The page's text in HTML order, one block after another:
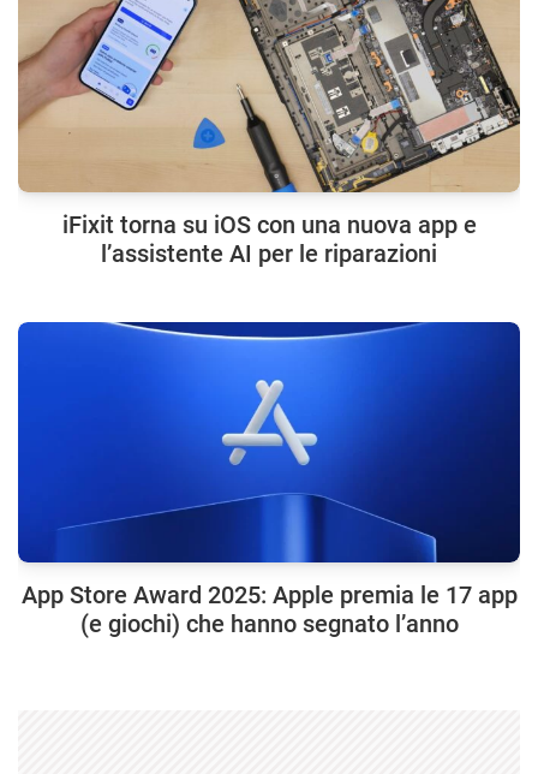
iFixit torna su iOS con una nuova app e
l’assistente AI per le riparazioni
App Store Award 2025: Apple premia le 17 app
(e giochi) che hanno segnato l’anno